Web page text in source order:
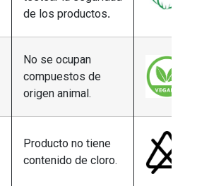
de los productos.
No se ocupan
compuestos de
origen animal.
Producto no tiene
contenido de cloro.